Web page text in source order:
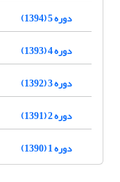
دوره 5 (1394)
دوره 4 (1393)
دوره 3 (1392)
دوره 2 (1391)
دوره 1 (1390)